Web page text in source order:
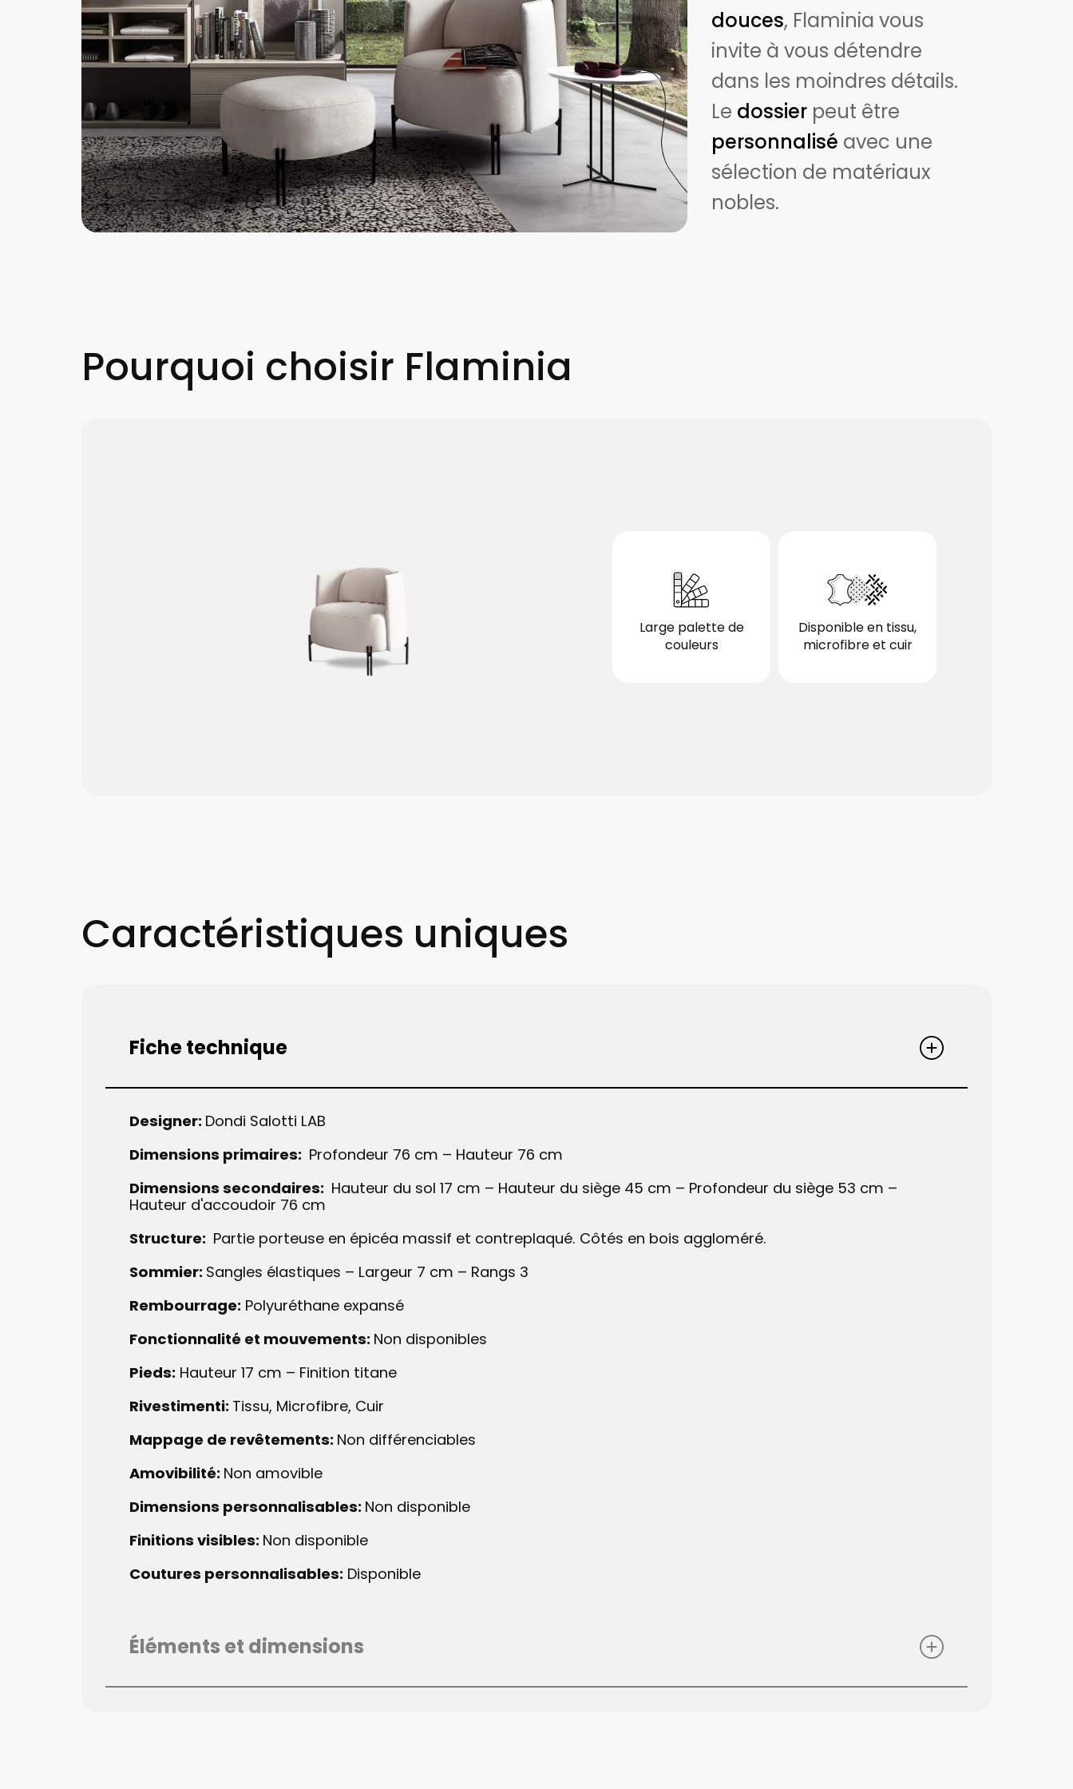
douces, Flaminia vous
invite à vous détendre
dans les moindres détails.
Le dossier peut être
personnalisé avec une
sélection de matériaux
nobles.
Pourquoi choisir Flaminia
Large palette de
couleurs
Disponible en tissu,
microfibre et cuir
Caractéristiques uniques
Fiche technique
Designer: Dondi Salotti LAB
Dimensions primaires: Profondeur 76 cm – ​Hauteur 76 cm
Dimensions secondaires: Hauteur du sol 17 cm – ​Hauteur du siège 45 cm – Profondeur ​du siège 53 cm – ​
Hauteur d'accoudoir 76 cm
Structure: Partie porteuse en épicéa massif et contreplaqué. Côtés en bois aggloméré.
Sommier: Sangles ​élastiques – Largeur 7 cm – Rangs 3
Rembourrage: ​Polyuréthane expansé
Fonctionnalité et mouvements: Non disponibles
Pieds: Hauteur 17 cm – Finition titane
Rivestimenti: Tissu, Microfibre, Cuir
Mappage de revêtements: Non ​différenciables
Amovibilité: Non amovible
Dimensions ​personnalisables: Non disponible
Finitions visibles: Non disponible
Coutures ​personnalisables: Disponible
Éléments et dimensions